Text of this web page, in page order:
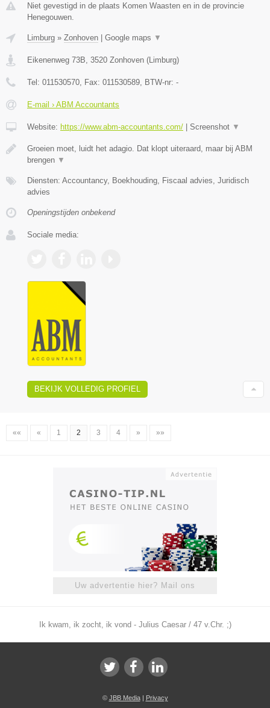
Niet gevestigd in de plaats Komen Waasten en in de provincie
Henegouwen.
Limburg » Zonhoven Google maps ▼
Eikenenweg 73B, 3520 Zonhoven (Limburg)
Tel: 011530570, Fax: 011530589, BTW-nr: -
E-mail › ABM Accountants
Website: https://www.abm-accountants.com/ Screenshot ▼
Groeien moet, luidt het adagio. Dat klopt uiteraard, maar bij ABM
brengen ▼
Diensten: Accountancy, Boekhouding, Fiscaal advies, Juridisch
advies
Openingstijden onbekend
Sociale media:
BEKIJK VOLLEDIG PROFIEL
«« « 1 2 3 4 » »»
Uw advertentie hier? Mail ons
Ik kwam, ik zocht, ik vond - Julius Caesar / 47 v.Chr. ;)
© JBB Media| Privacy